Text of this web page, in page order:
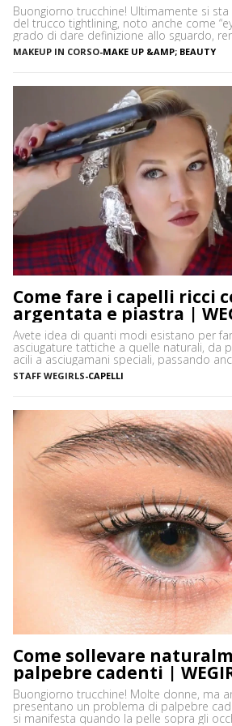
Buongiorno trucchine! Ultimamente si
del trucco tightlining, noto anche come
grado di dare definizione allo sguardo,
espressivi e le ciglia più folte. Ma di cosa
Vediamo insieme cos’è tightlining e come
MAKEUP IN CORSO-MAKE UP &AMP; BEAUTY
Come fare i capelli ricci
argentata e piastra |
Avete idea di quanti modi esistano per
asciugature tattiche a quelle naturali, da
acili a asciugamani speciali, passando
disparati. Avere i capelli ricci è uno must,
quando ci vediamo più belle selvagge. Ci
STAFF WEGIRLS-CAPELLI
Come sollevare
palpebre cadenti |
Buongiorno trucchine! Molte donne, ma
presentano un problema di palpebre
si manifesta quando la pelle sopra gli